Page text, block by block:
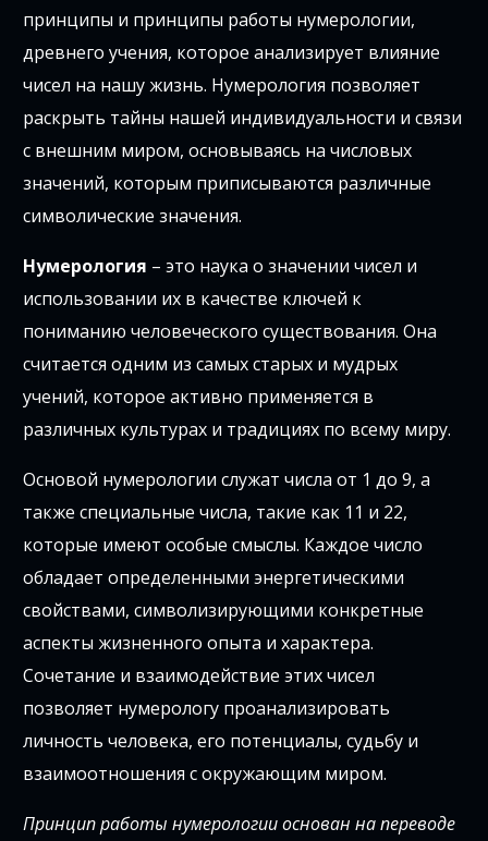
принципы и принципы работы нумерологии,
древнего учения, которое анализирует влияние
чисел на нашу жизнь. Нумерология позволяет
раскрыть тайны нашей индивидуальности и связи
с внешним миром, основываясь на числовых
значений, которым приписываются различные
символические значения.
Нумерология – это наука о значении чисел и
использовании их в качестве ключей к
пониманию человеческого существования. Она
считается одним из самых старых и мудрых
учений, которое активно применяется в
различных культурах и традициях по всему миру.
Основой нумерологии служат числа от 1 до 9, а
также специальные числа, такие как 11 и 22,
которые имеют особые смыслы. Каждое число
обладает определенными энергетическими
свойствами, символизирующими конкретные
аспекты жизненного опыта и характера.
Сочетание и взаимодействие этих чисел
позволяет нумерологу проанализировать
личность человека, его потенциалы, судьбу и
взаимоотношения с окружающим миром.
Принцип работы нумерологии основан на переводе